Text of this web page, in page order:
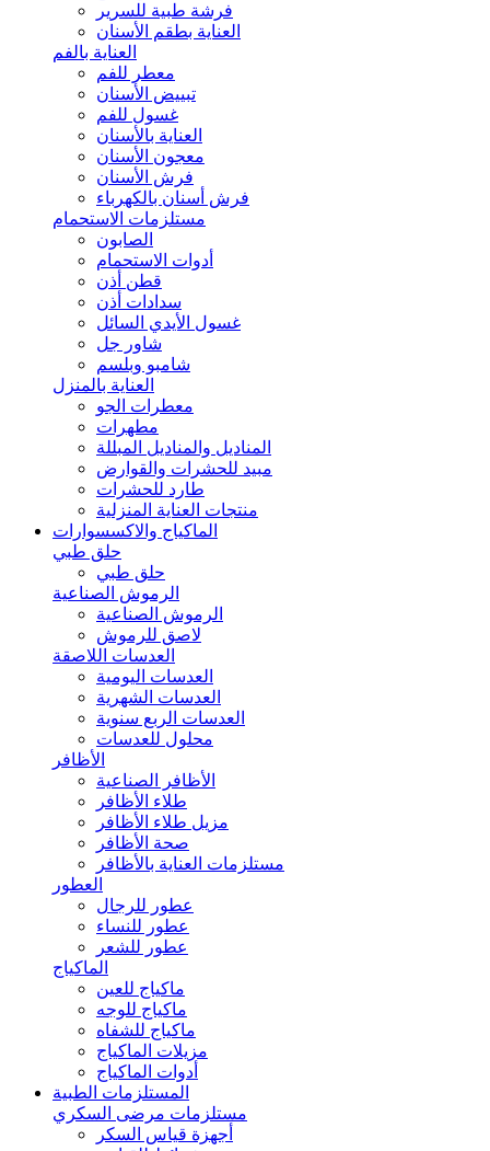
فرشة طبية للسرير
العناية بطقم الأسنان
العناية بالفم
معطر للفم
تبييض الأسنان
غسول للفم
العناية بالأسنان
معجون الأسنان
فرش الأسنان
فرش أسنان بالكهرباء
مستلزمات الاستحمام
الصابون
أدوات الاستحمام
قطن أذن
سدادات أذن
غسول الأيدي السائل
شاور جل
شامبو وبلسم
العناية بالمنزل
معطرات الجو
مطهرات
المناديل والمناديل المبللة
مبيد للحشرات والقوارض
طارد للحشرات
منتجات العناية المنزلية
الماكياج والاكسسوارات
حلق طبي
حلق طبي
الرموش الصناعية
الرموش الصناعية
لاصق للرموش
العدسات اللاصقة
العدسات اليومية
العدسات الشهرية
العدسات الربع سنوية
محلول للعدسات
الأظافر
الأظافر الصناعية
طلاء الأظافر
مزيل طلاء الأظافر
صحة الأظافر
مستلزمات العناية بالأظافر
العطور
عطور للرجال
عطور للنساء
عطور للشعر
الماكياج
ماكياج للعين
ماكياج للوجه
ماكياج للشفاه
مزيلات الماكياج
أدوات الماكياج
المستلزمات الطبية
مستلزمات مرضى السكري
أجهزة قياس السكر